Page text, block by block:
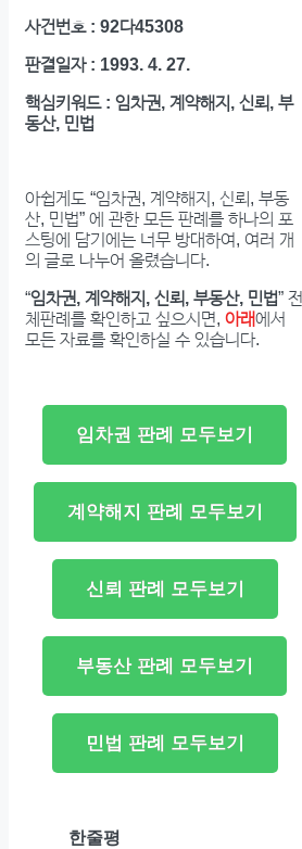
사건번호 : 92다45308
판결일자 : 1993. 4. 27.
핵심키워드 : 임차권, 계약해지, 신뢰, 부
동산, 민법
아쉽게도 “임차권, 계약해지, 신뢰, 부동
산, 민법” 에 관한 모든 판례를 하나의 포
스팅에 담기에는 너무 방대하여, 여러 개
의 글로 나누어 올렸습니다.
“임차권, 계약해지, 신뢰, 부동산, 민법” 전
체판례를 확인하고 싶으시면, 아래에서
모든 자료를 확인하실 수 있습니다.
임차권 판례 모두보기
계약해지 판례 모두보기
신뢰 판례 모두보기
부동산 판례 모두보기
민법 판례 모두보기
한줄평